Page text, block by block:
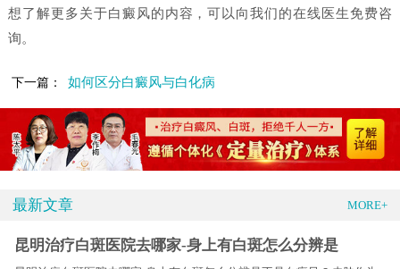
想了解更多关于白癜风的内容，可以向我们的在线医生免费咨
询。
下一篇： 如何区分白癜风与白化病
最新文章 MORE+
昆明治疗白斑医院去哪家-身上有白斑怎么分辨是